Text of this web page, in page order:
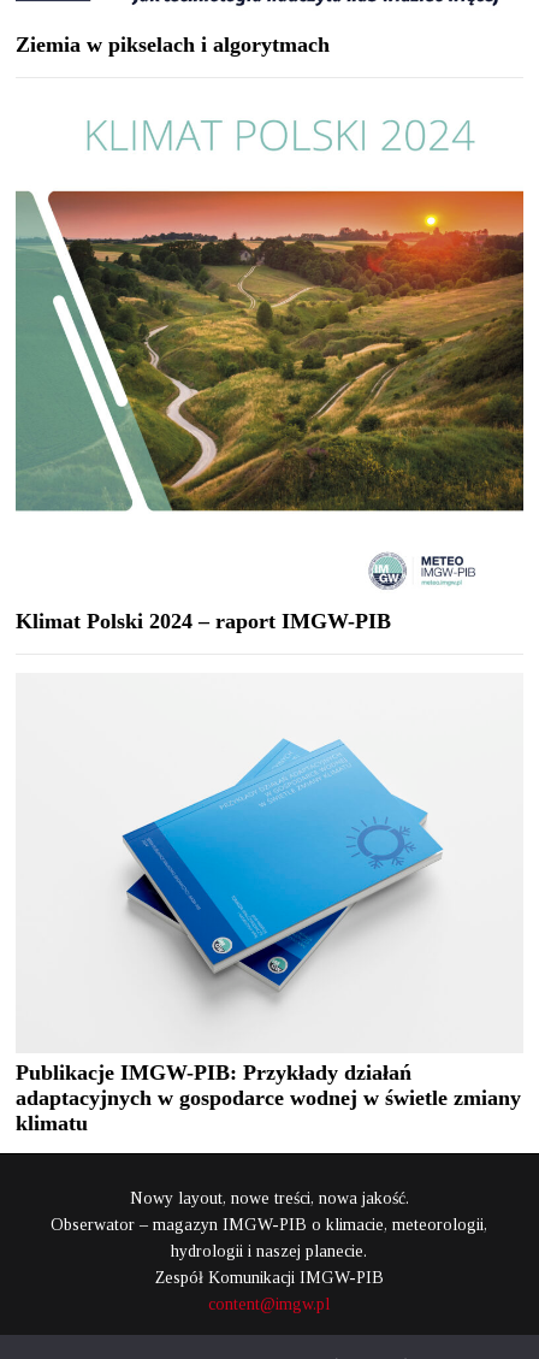
Ziemia w pikselach i algorytmach
Klimat Polski 2024 – raport IMGW-PIB
Publikacje IMGW-PIB: Przykłady działań
adaptacyjnych w gospodarce wodnej w świetle zmiany
klimatu
Nowy layout, nowe treści, nowa jakość.
Obserwator – magazyn IMGW-PIB o klimacie, meteorologii,
hydrologii i naszej planecie.
Zespół Komunikacji IMGW-PIB
content@imgw.pl